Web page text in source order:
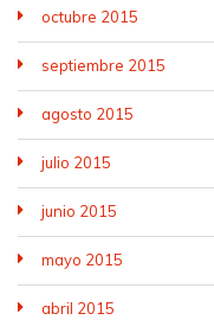
octubre 2015
septiembre 2015
agosto 2015
julio 2015
junio 2015
mayo 2015
abril 2015